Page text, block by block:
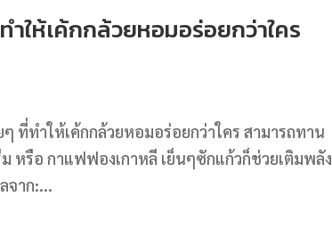
ให้เค้กกล้วยหอมอร่อยกว่าใคร
ที่ทำให้เค้กกล้วยหอมอร่อยกว่าใคร สามารถทาน
หรือ กาแฟฟองเกาหลี เย็นๆซักแก้วก็ช่วยเติมพลัง
จาก:...